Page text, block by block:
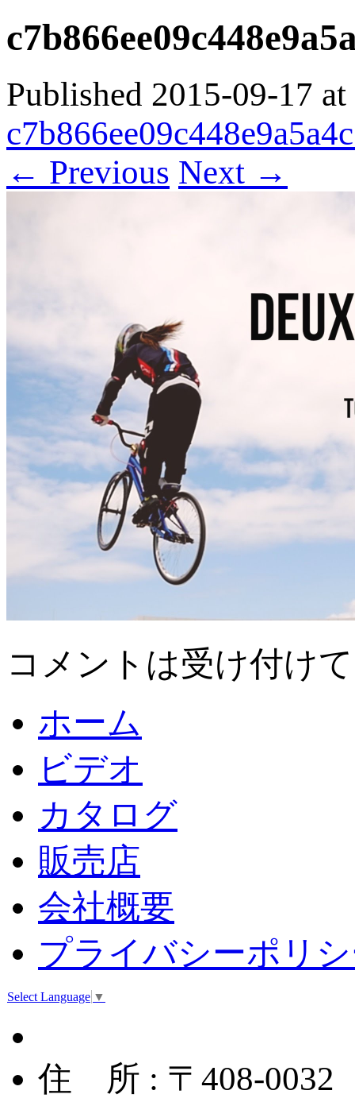
Published 2015-09-17 at
← Previous Next →
コメントは受け付け
ホーム
ビデオ
カタログ
販売店
会社概要
プライバシーポリ
Select Language ▼
住 所 : 〒408-0032